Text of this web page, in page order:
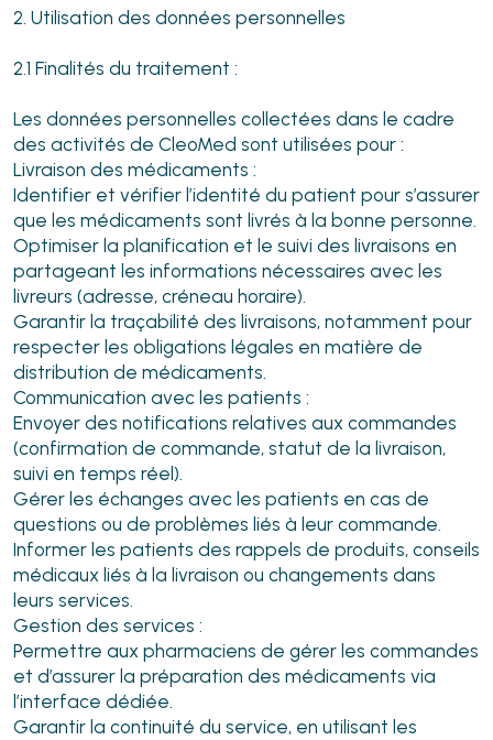
2. Utilisation des données personnelles
2.1 Finalités du traitement :
Les données personnelles collectées dans le cadre
des activités de CleoMed sont utilisées pour :
Livraison des médicaments :
Identifier et vérifier l’identité du patient pour s’assurer
que les médicaments sont livrés à la bonne personne.
Optimiser la planification et le suivi des livraisons en
partageant les informations nécessaires avec les
livreurs (adresse, créneau horaire).
Garantir la traçabilité des livraisons, notamment pour
respecter les obligations légales en matière de
distribution de médicaments.
Communication avec les patients :
Envoyer des notifications relatives aux commandes
(confirmation de commande, statut de la livraison,
suivi en temps réel).
Gérer les échanges avec les patients en cas de
questions ou de problèmes liés à leur commande.
Informer les patients des rappels de produits, conseils
médicaux liés à la livraison ou changements dans
leurs services.
Gestion des services :
Permettre aux pharmaciens de gérer les commandes
et d’assurer la préparation des médicaments via
l’interface dédiée.
Garantir la continuité du service, en utilisant les